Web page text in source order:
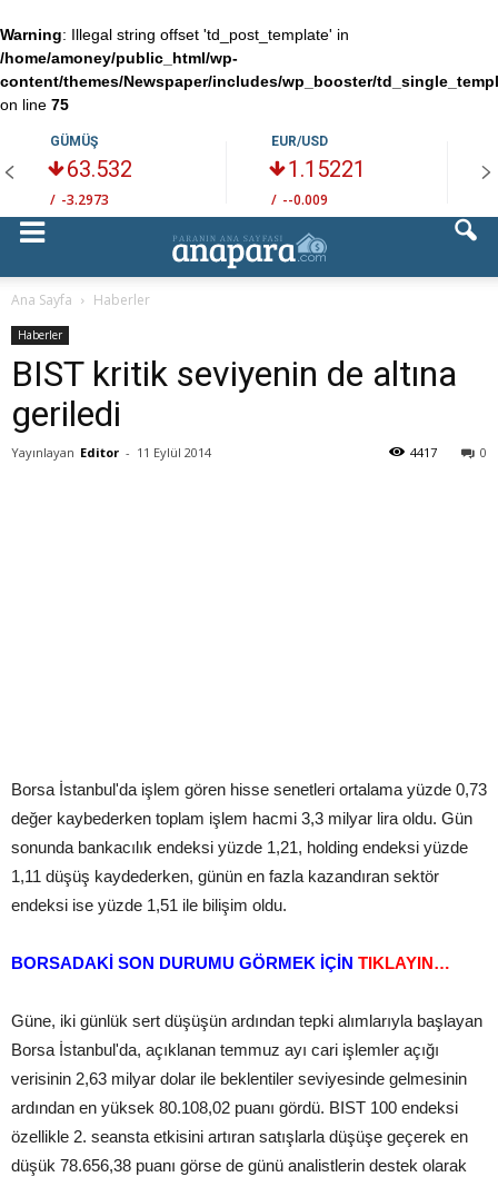
Warning: Illegal string offset 'td_post_template' in
/home/amoney/public_html/wp-
content/themes/Newspaper/includes/wp_booster/
on line 75
GÜMÜŞ
63.532
/ -3.2973
EUR/USD
1.15221
/ --0.009
Ana Sayfa Haberler
Haberler
BIST kritik seviyenin de altına
geriledi
Yayınlayan Editor - 11 Eylül 2014 0
4417
Borsa İstanbul'da işlem gören hisse senetleri ortalama yüzde 0,73
değer kaybederken toplam işlem hacmi 3,3 milyar lira oldu. Gün
sonunda bankacılık endeksi yüzde 1,21, holding endeksi yüzde
1,11 düşüş kaydederken, günün en fazla kazandıran sektör
endeksi ise yüzde 1,51 ile bilişim oldu.
BORSADAKİ SON DURUMU GÖRMEK İÇİN TIKLAYIN…
Güne, iki günlük sert düşüşün ardından tepki alımlarıyla başlayan
Borsa İstanbul'da, açıklanan temmuz ayı cari işlemler açığı
verisinin 2,63 milyar dolar ile beklentiler seviyesinde gelmesinin
ardından en yüksek 80.108,02 puanı gördü. BIST 100 endeksi
özellikle 2. seansta etkisini artıran satışlarla düşüşe geçerek en
düşük 78.656,38 puanı görse de günü analistlerin destek olarak